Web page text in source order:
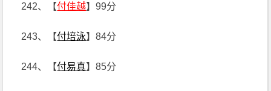
242、【付佳越】99分
243、【付培泳】84分
244、【付易真】85分